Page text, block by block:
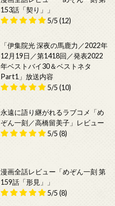
153話「契り」」
5/5 (12)
「伊集院光 深夜の馬鹿力／2022年
12月19日／第1418回／発表2022
年ベストバイ30＆ベストネタ
Part1」放送内容
5/5 (10)
永遠に語り継がれるラブコメ「め
ぞん一刻／高橋留美子」レビュー
5/5 (8)
漫画全話レビュー「めぞん一刻 第
159話「形見」」
5/5 (8)